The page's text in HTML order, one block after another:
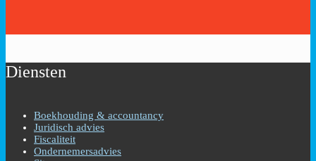
Diensten
Boekhouding & accountancy
Juridisch advies
Fiscaliteit
Ondernemersadvies